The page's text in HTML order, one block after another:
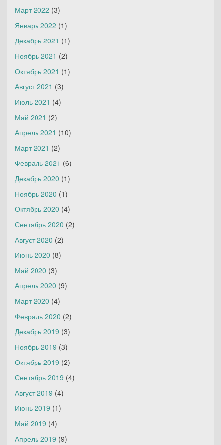
Март 2022 (3)
Январь 2022 (1)
Декабрь 2021 (1)
Ноябрь 2021 (2)
Октябрь 2021 (1)
Август 2021 (3)
Июль 2021 (4)
Май 2021 (2)
Апрель 2021 (10)
Март 2021 (2)
Февраль 2021 (6)
Декабрь 2020 (1)
Ноябрь 2020 (1)
Октябрь 2020 (4)
Сентябрь 2020 (2)
Август 2020 (2)
Июнь 2020 (8)
Май 2020 (3)
Апрель 2020 (9)
Март 2020 (4)
Февраль 2020 (2)
Декабрь 2019 (3)
Ноябрь 2019 (3)
Октябрь 2019 (2)
Сентябрь 2019 (4)
Август 2019 (4)
Июнь 2019 (1)
Май 2019 (4)
Апрель 2019 (9)